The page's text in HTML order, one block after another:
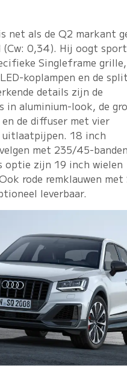
net als de Q2 markant
(Cw: 0,34). Hij oogt
Singleframe
koplampen en de
details zijn de
in aluminium-look, de
de diffuser met vier
uitlaatpijpen. 18 inch
met 235/45-
optie zijn 19 inch wielen
rode remklauwen met
leverbaar.